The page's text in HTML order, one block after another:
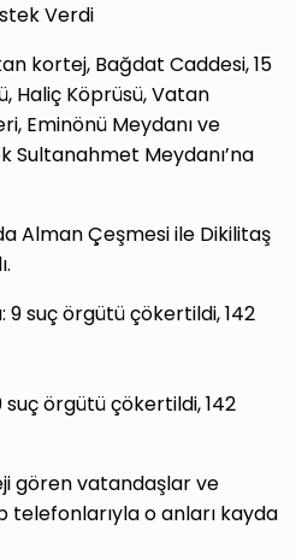
Verdi
kortej, Bağdat Caddesi, 15
Haliç Köprüsü, Vatan
Eminönü Meydanı ve
Sultanahmet Meydanı’na
Alman Çeşmesi ile Dikilitaş
suç örgütü çökertildi, 142
gören vatandaşlar ve
o anları kayda